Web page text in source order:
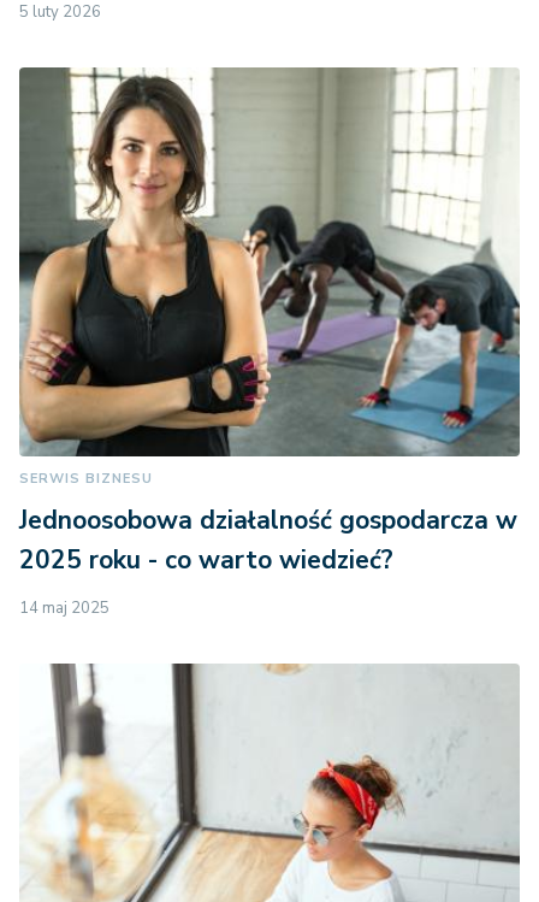
5 luty 2026
SERWIS BIZNESU
Jednoosobowa działalność gospodarcza w
2025 roku - co warto wiedzieć?
14 maj 2025